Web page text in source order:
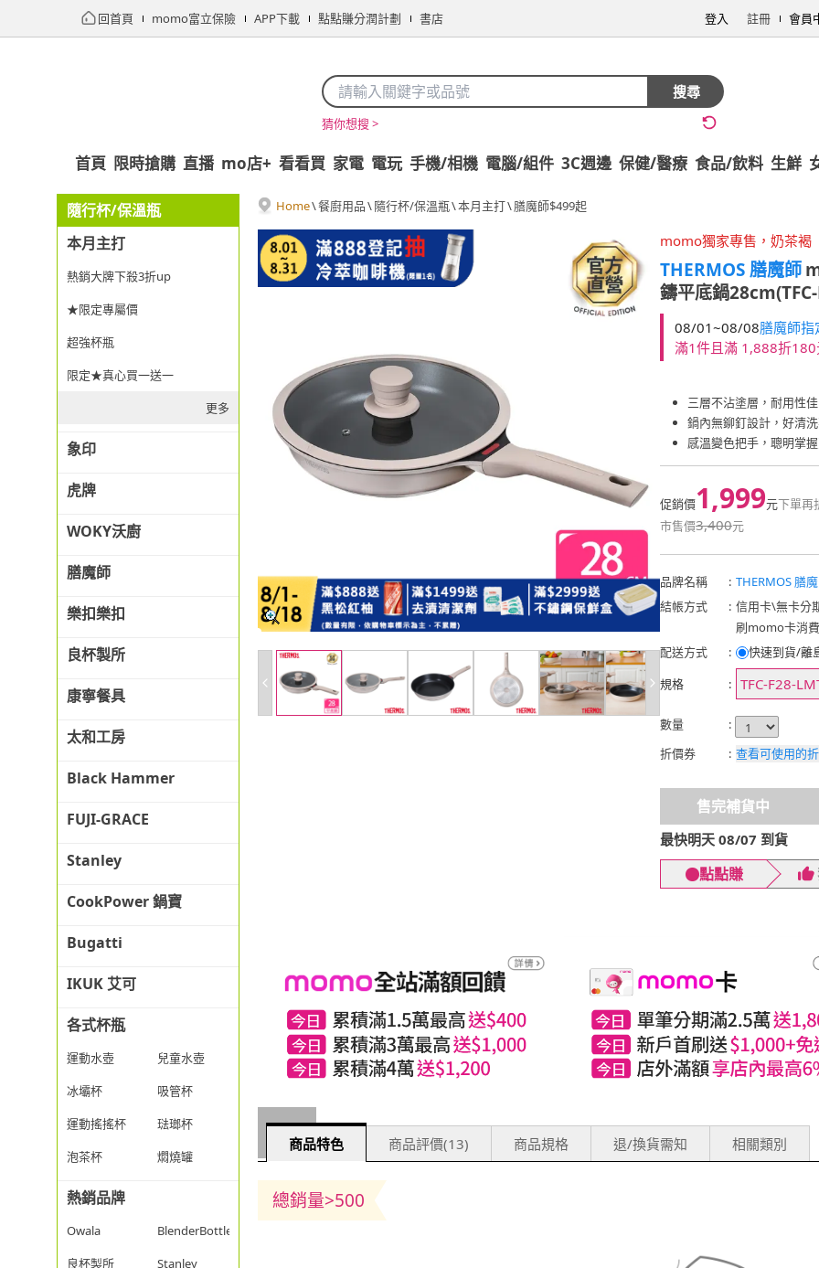
回首頁 momo富立保險 APP下載 點點賺分潤計劃 書店 登入 註冊 會員
搜尋
猜你想搜 >
首頁 限時搶購 直播 mo店+ 看看買 家電 電玩 手機/相機 電腦/組件 3C週邊 保健/醫療 食品/飲料 生鮮
隨行杯/保溫瓶
本月主打
熱銷大牌下殺3折up
★限定專屬價
超強杯瓶
限定★真心買一送一
更多
象印
虎牌
WOKY沃廚
膳魔師
樂扣樂扣
良杯製所
康寧餐具
太和工房
Black Hammer
FUJI-GRACE
Stanley
CookPower 鍋寶
Bugatti
IKUK 艾可
各式杯瓶
運動水壺
兒童水壺
冰壩杯
吸管杯
運動搖搖杯
琺瑯杯
泡茶杯
燜燒罐
熱銷品牌
Owala
BlenderBottle
良杯製所
Stanley
Home\餐廚用品\隨行杯/保溫瓶\本月主打\膳魔師$499起
momo獨家專售，奶茶褐
THERMOS 膳魔師
鑄平底鍋
08/01~08/08膳魔師
滿1件且滿 1,888折180
三層不沾塗層，耐用性佳
鍋內無鉚釘設計，好清
感溫變色把手，聰明掌
促銷價1,999元下單再
市售價3,400元
品牌名稱 : THERMOS 膳
結帳方式
: 信用卡\無卡分
刷momo卡消
配送方式
:
快速到貨/離
規格
: TFC-F28-
數量
:
折價券
: 查看可使用的
售完補貨中
最快明天 08/07 到貨
點點賺
商品特色 商品評價(13) 商品規格 退/換貨需知 相關類別
總銷量>500